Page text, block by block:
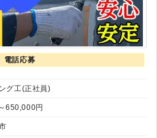
電話応募
グ工(正社員)
650,000円